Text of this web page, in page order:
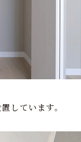
しています。